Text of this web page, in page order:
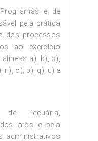
e de
pela prática
dos processos
ao exercício
a), b), c),
n), o), p), q), u) e
Pecuária,
atos e pela
administrativos